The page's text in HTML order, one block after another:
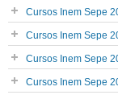
Cursos Inem Sepe
Cursos Inem Sepe
Cursos Inem Sepe
Cursos Inem Sepe